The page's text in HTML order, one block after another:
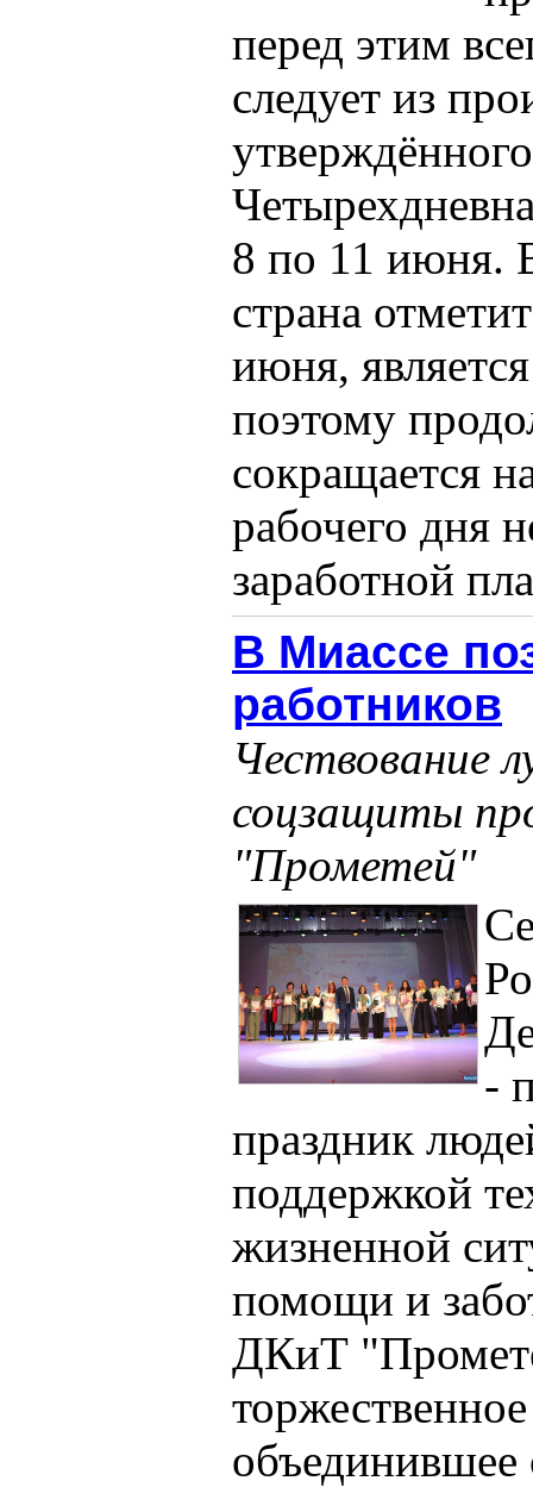
перед этим
следует из
8 по 11 июня.
страна
июня,
поэтому
сокращается
рабочего дня
заработной
В Миассе
работников
Чествование
соцзащиты
"Прометей"
-
праздник
поддержкой
жизненной
помощи и
ДКиТ
объединившее